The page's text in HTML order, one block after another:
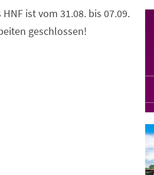
ist vom 31.08. bis 07.09.
geschlossen!